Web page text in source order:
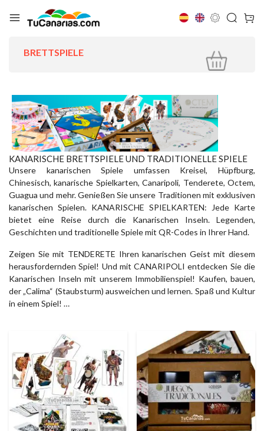
BRETTSPIELE
KANARISCHE BRETTSPIELE UND TRADITIONELLE SPIELE
Unsere kanarischen Spiele umfassen Kreisel, Hüpfburg,
Chinesisch, kanarische Spielkarten, Canaripoli, Tenderete, Octem,
Guagua und mehr. Genießen Sie unsere Traditionen mit exklusiven
kanarischen Spielen. KANARISCHE SPIELKARTEN: Jede Karte
bietet eine Reise durch die Kanarischen Inseln. Legenden,
Geschichten und traditionelle Spiele mit QR-Codes in Ihrer Hand.
Zeigen Sie mit TENDERETE Ihren kanarischen Geist mit diesem
herausfordernden Spiel! Und mit CANARIPOLI entdecken Sie die
Kanarischen Inseln mit unserem Immobilienspiel! Kaufen, bauen,
der „Calima“ (Staubsturm) ausweichen und lernen. Spaß und Kultur
in einem Spiel! …